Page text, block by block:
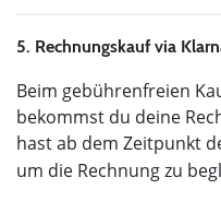
5. Rechnungskauf via
Beim gebührenfreien
bekommst du deine
hast ab dem Zeitpunkt
um die Rechnung zu